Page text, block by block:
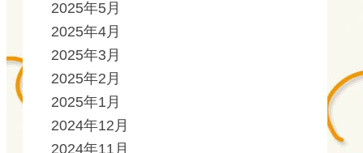
2025年5月
2025年4月
2025年3月
2025年2月
2025年1月
2024年12月
2024年11月